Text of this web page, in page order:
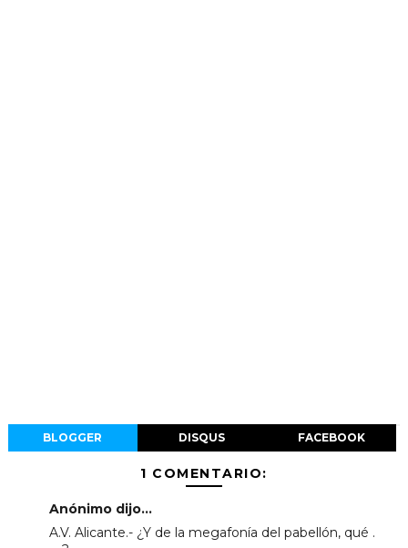
BLOGGER DISQUS FACEBOOK
1 COMENTARIO:
Anónimo dijo...
A.V. Alicante.- ¿Y de la megafonía del pabellón, qué .